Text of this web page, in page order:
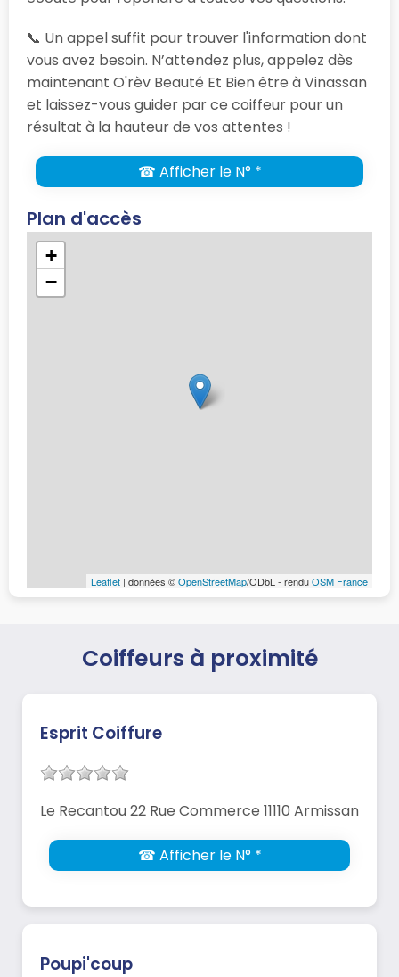
📞 Un appel suffit pour trouver l'information dont
vous avez besoin. N’attendez plus, appelez dès
maintenant O'rèv Beauté Et Bien être à Vinassan
et laissez-vous guider par ce coiffeur pour un
résultat à la hauteur de vos attentes !
☎ Afficher le N° *
Plan d'accès
+
−
Leaflet | données ©OpenStreetMap/ODbL - renduOSM France
Coiffeurs à proximité
Esprit Coiffure
Le Recantou 22 Rue Commerce 11110 Armissan
☎ Afficher le N° *
Poupi'coup